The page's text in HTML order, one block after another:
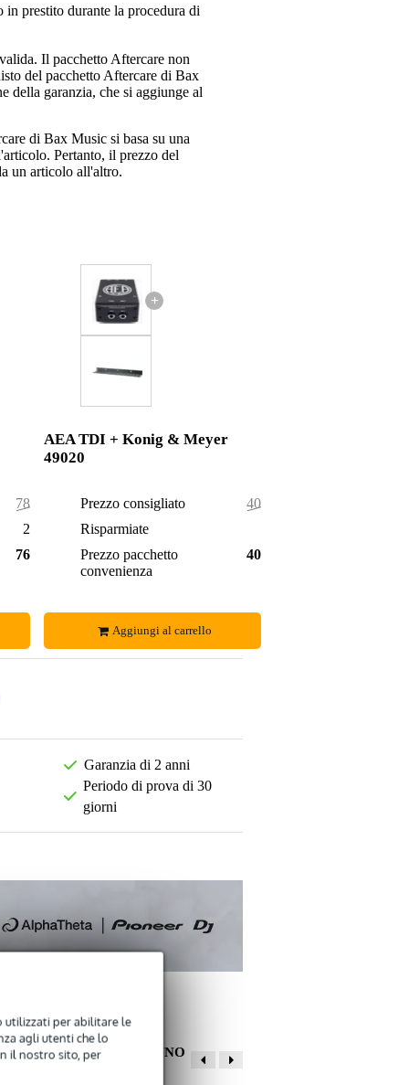
utilizzati per abilitare le
agli utenti che lo
il nostro sito, per
prestito durante la procedura di
Il pacchetto Aftercare non
del pacchetto Aftercare di Bax
della garanzia, che si aggiunge al
di Bax Music si basa su una
Pertanto, il prezzo del
un articolo all'altro.
788,00 €
20,00 €
768,00 €
+
AEA TDI + Konig & Meyer
49020
Prezzo consigliato
408,00 €
Risparmiate
Prezzo pacchetto
convenienza
406,00 €
Aggiungi al carrello
Garanzia di 2 anni
Periodo di prova di 30
giorni
ALTRI CLIENTI HANNO